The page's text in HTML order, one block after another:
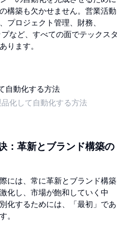
構築も欠かせません。営業活動
プロジェクト管理、財務、
など、すべての面でテックスタ
ります。
化して自動化する方法
：革新とブランド構築の
には、常に革新とブランド構築
化し、市場が飽和していく中
化するためには、「最初」であ
。